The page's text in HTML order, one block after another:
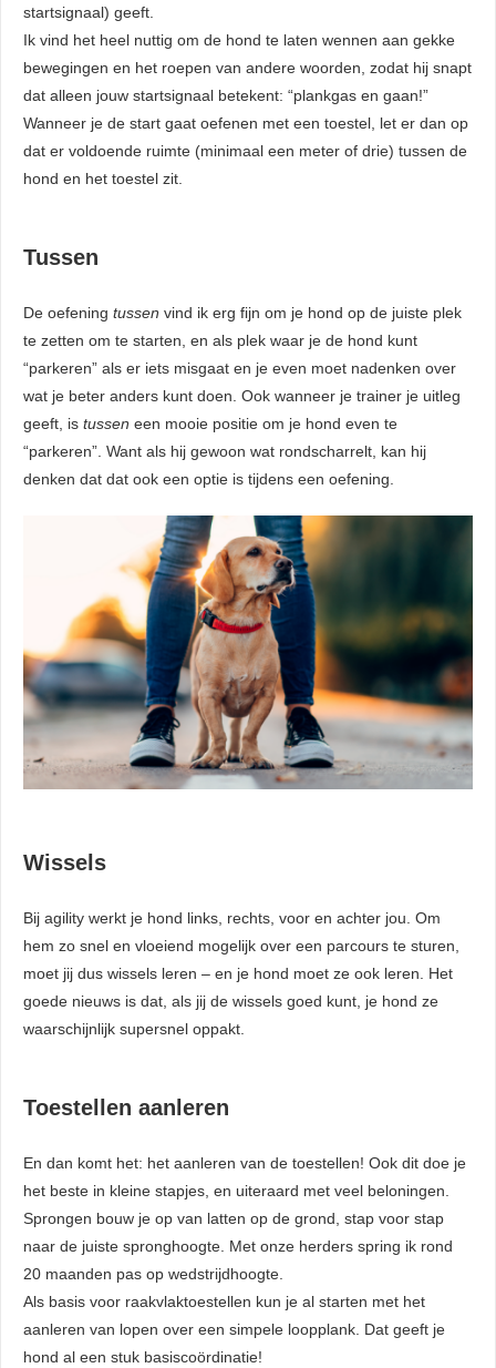
startsignaal) geeft.
Ik vind het heel nuttig om de hond te laten wennen aan gekke
bewegingen en het roepen van andere woorden, zodat hij snapt
dat alleen jouw startsignaal betekent: “plankgas en gaan!”
Wanneer je de start gaat oefenen met een toestel, let er dan op
dat er voldoende ruimte (minimaal een meter of drie) tussen de
hond en het toestel zit.
Tussen
De oefening tussen vind ik erg fijn om je hond op de juiste plek
te zetten om te starten, en als plek waar je de hond kunt
“parkeren” als er iets misgaat en je even moet nadenken over
wat je beter anders kunt doen. Ook wanneer je trainer je uitleg
geeft, is tussen een mooie positie om je hond even te
“parkeren”. Want als hij gewoon wat rondscharrelt, kan hij
denken dat dat ook een optie is tijdens een oefening.
Wissels
Bij agility werkt je hond links, rechts, voor en achter jou. Om
hem zo snel en vloeiend mogelijk over een parcours te sturen,
moet jij dus wissels leren – en je hond moet ze ook leren. Het
goede nieuws is dat, als jij de wissels goed kunt, je hond ze
waarschijnlijk supersnel oppakt.
Toestellen aanleren
En dan komt het: het aanleren van de toestellen! Ook dit doe je
het beste in kleine stapjes, en uiteraard met veel beloningen.
Sprongen bouw je op van latten op de grond, stap voor stap
naar de juiste spronghoogte. Met onze herders spring ik rond
20 maanden pas op wedstrijdhoogte.
Als basis voor raakvlaktoestellen kun je al starten met het
aanleren van lopen over een simpele loopplank. Dat geeft je
hond al een stuk basiscoördinatie!